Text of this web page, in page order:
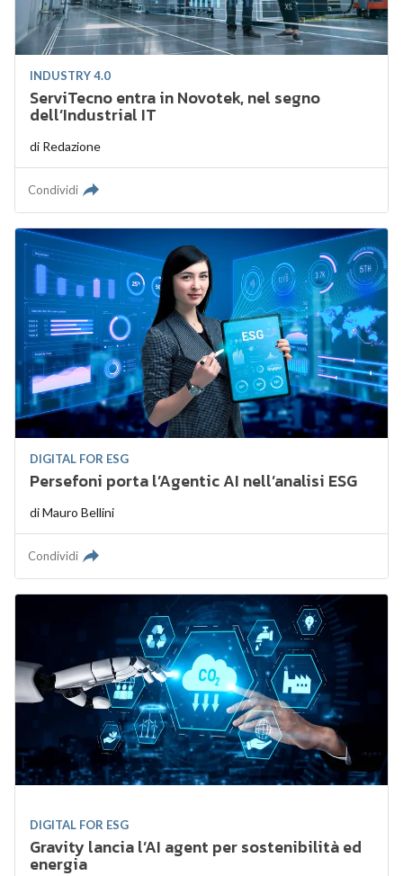
INDUSTRY 4.0
ServiTecno entra in Novotek, nel segno
dell’Industrial IT
di Redazione
Condividi
DIGITAL FOR ESG
Persefoni porta l’Agentic AI nell’analisi ESG
diMauro Bellini
Condividi
DIGITAL FOR ESG
Gravity lancia l’AI agent per sostenibilità ed
energia